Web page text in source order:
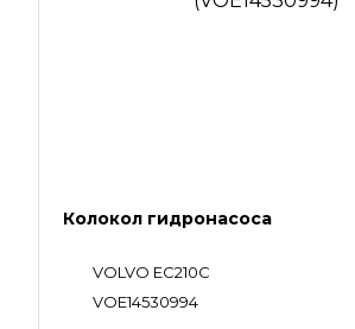
Колокол гидронасоса
VOLVO EC210C
VOE14530994